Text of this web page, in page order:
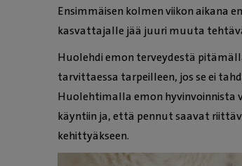
Ensimmäisen kolmen viikon aikana
kasvattajalle jää juuri muuta
Huolehdi emon terveydestä
tarvittaessa tarpeilleen, jos se ei
Huolehtimalla emon
käyntiin ja, että pennut saavat
kehittyäkseen.